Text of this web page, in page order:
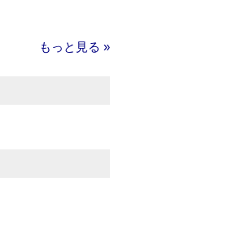
もっと見る »